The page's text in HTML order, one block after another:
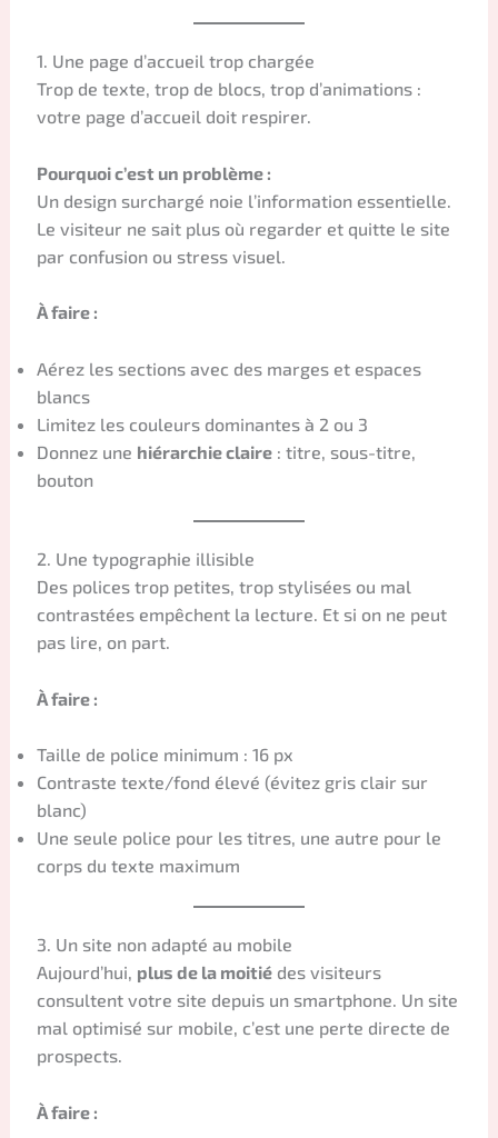
1. Une page d’accueil trop chargée
Trop de texte, trop de blocs, trop d’animations :
votre page d’accueil doit respirer.
Pourquoi c’est un problème :
Un design surchargé noie l’information essentielle.
Le visiteur ne sait plus où regarder et quitte le site
par confusion ou stress visuel.
À faire :
Aérez les sections avec des marges et espaces
blancs
Limitez les couleurs dominantes à 2 ou 3
Donnez une hiérarchie claire: titre, sous-titre,
bouton
2. Une typographie illisible
Des polices trop petites, trop stylisées ou mal
contrastées empêchent la lecture. Et si on ne peut
pas lire, on part.
À faire :
Taille de police minimum : 16 px
Contraste texte/fond élevé (évitez gris clair sur
blanc)
Une seule police pour les titres, une autre pour le
corps du texte maximum
3. Un site non adapté au mobile
Aujourd’hui, plus de la moitiédes visiteurs
consultent votre site depuis un smartphone. Un site
mal optimisé sur mobile, c’est une perte directe de
prospects.
À faire :